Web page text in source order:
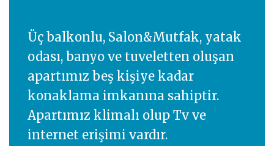
Üç balkonlu, Salon&Mutfak, yatak
odası, banyo ve tuveletten oluşan
apartımız beş kişiye kadar
konaklama imkanına sahiptir.
Apartımız klimalı olup Tv ve
internet erişimi vardır.